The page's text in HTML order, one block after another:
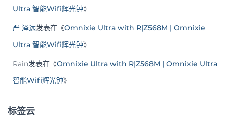
Ultra 智能Wifi辉光钟》
严 泽远发表在《Omnixie Ultra with R|Z568M | Omnixie
Ultra 智能Wifi辉光钟》
Rain发表在《Omnixie Ultra with R|Z568M | Omnixie Ultra
智能Wifi辉光钟》
标签云